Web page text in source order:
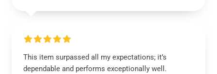
This item surpassed all my expectations; it’s
dependable and performs exceptionally well.